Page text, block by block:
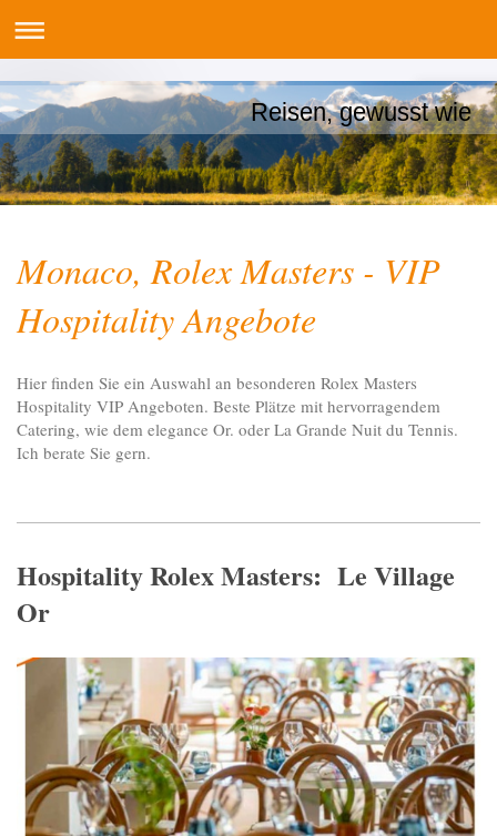
Reisen, gewusst wie
Monaco, Rolex Masters - VIP
Hospitality Angebote
Hier finden Sie ein Auswahl an besonderen Rolex Masters
Hospitality VIP Angeboten. Beste Plätze mit hervorragendem
Catering, wie dem elegance Or. oder La Grande Nuit du Tennis.
Ich berate Sie gern.
Hospitality Rolex Masters: Le Village
Or